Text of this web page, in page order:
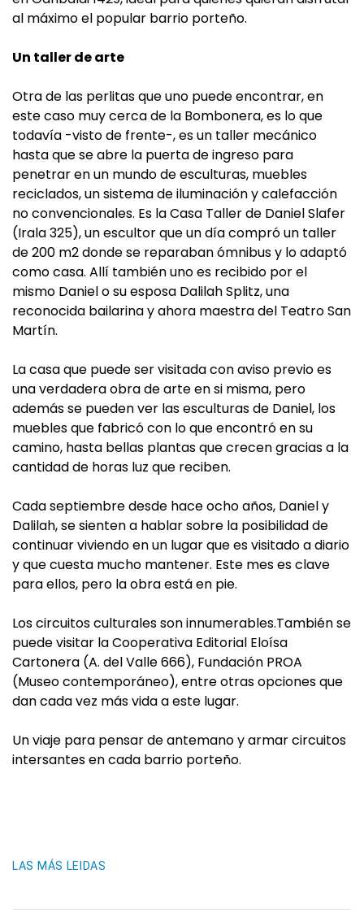
al máximo el popular barrio porteño.
Un taller de arte
Otra de las perlitas que uno puede encontrar, en
este caso muy cerca de la Bombonera, es lo que
todavía -visto de frente-, es un taller mecánico
hasta que se abre la puerta de ingreso para
penetrar en un mundo de esculturas, muebles
reciclados, un sistema de iluminación y calefacción
no convencionales. Es la Casa Taller de Daniel Slafer
(Irala 325), un escultor que un día compró un taller
de 200 m2 donde se reparaban ómnibus y lo adaptó
como casa. Allí también uno es recibido por el
mismo Daniel o su esposa Dalilah Splitz, una
reconocida bailarina y ahora maestra del Teatro San
Martín.
La casa que puede ser visitada con aviso previo es
una verdadera obra de arte en si misma, pero
además se pueden ver las esculturas de Daniel, los
muebles que fabricó con lo que encontró en su
camino, hasta bellas plantas que crecen gracias a la
cantidad de horas luz que reciben.
Cada septiembre desde hace ocho años, Daniel y
Dalilah, se sienten a hablar sobre la posibilidad de
continuar viviendo en un lugar que es visitado a diario
y que cuesta mucho mantener. Este mes es clave
para ellos, pero la obra está en pie.
Los circuitos culturales son innumerables.También se
puede visitar la Cooperativa Editorial Eloísa
Cartonera (A. del Valle 666), Fundación PROA
(Museo contemporáneo), entre otras opciones que
dan cada vez más vida a este lugar.
Un viaje para pensar de antemano y armar circuitos
intersantes en cada barrio porteño.
LAS MÁS LEIDAS